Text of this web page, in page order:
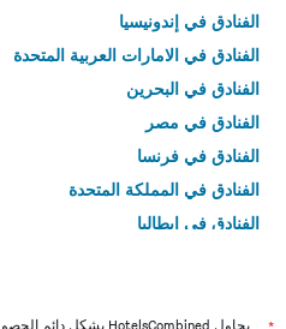
الفنادق في إندونيسيا
الفنادق في الامارات العربية المتحدة
الفنادق في البحرين
الفنادق في مصر
الفنادق في فرنسا
الفنادق في المملكة المتحدة
الفنادق في إيطاليا
يحاول HotelsCombined بشكل دائم الحصول على الأسعار الدقيقة، ولكن